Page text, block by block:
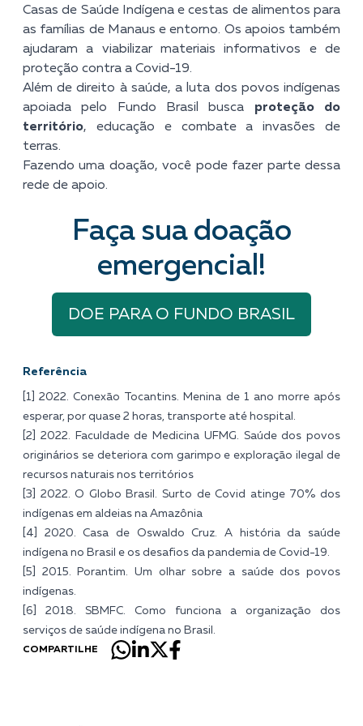
Casas de Saúde Indígena e cestas de alimentos para
as famílias de Manaus e entorno. Os apoios também
ajudaram a viabilizar materiais informativos e de
proteção contra a Covid-19.
Além de direito à saúde, a luta dos povos indígenas
apoiada pelo Fundo Brasil busca proteção do
território, educação e combate a invasões de
terras.
Fazendo uma doação, você pode fazer parte dessa
rede de apoio.
Faça sua doação
emergencial!
DOE PARA O FUNDO BRASIL
Referência
[1] 2022. Conexão Tocantins. Menina de 1 ano morre após
esperar, por quase 2 horas, transporte até hospital .
[2] 2022. Faculdade de Medicina UFMG. Saúde dos povos
originários se deteriora com garimpo e exploração ilegal de
recursos naturais nos territórios
[3] 2022. O Globo Brasil. Surto de Covid atinge 70% dos
indígenas em aldeias na Amazônia
[4] 2020. Casa de Oswaldo Cruz. A história da saúde
indígena no Brasil e os desafios da pandemia de Covid-19.
[5] 2015. Porantim. Um olhar sobre a saúde dos povos
indígenas.
[6] 2018. SBMFC. Como funciona a organização dos
serviços de saúde indígena no Brasil .
COMPARTILHE